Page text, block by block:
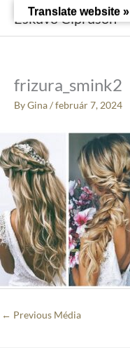
content
Esküvő Cipruson
frizura_smink2
ByGina/február 7, 2024
← Previous Média
Translate website »